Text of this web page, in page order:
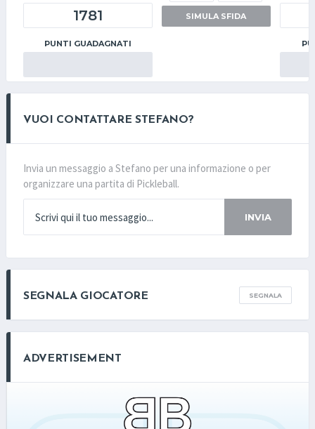
PUNTI GUADAGNATI
SIMULA SFIDA
VUOI CONTATTARE STEFANO?
Invia un messaggio a Stefano per una informazione o per
organizzare una partita di Pickleball.
INVIA
SEGNALA GIOCATORE SEGNALA
ADVERTISEMENT